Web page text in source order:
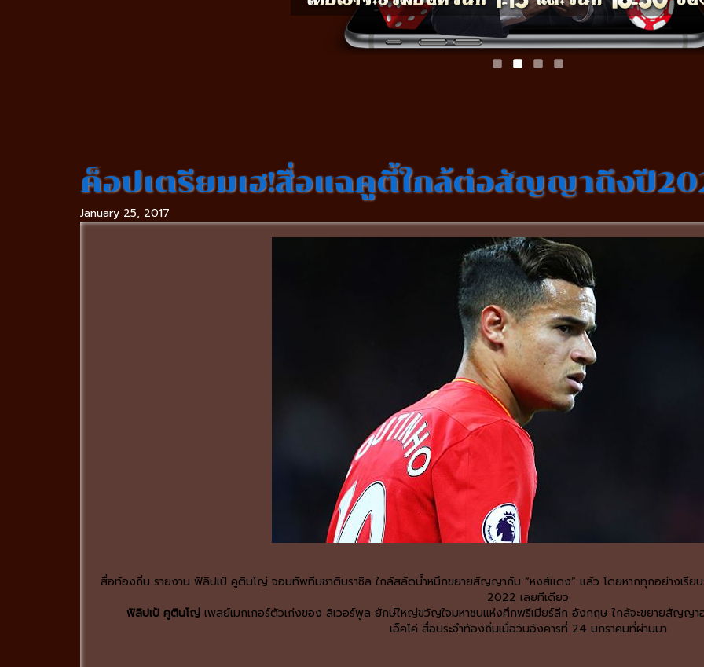
ค็อปเตรียมเฮ!สื่อแฉคูตี้ใกล้ต่อสัญญาถึงปี
January 25, 2017
สื่อท้องถิ่น รายงาน ฟิลิปเป้ คูตินโญ่ จอมทัพทีมชาติบราซิล ใกล้สลัดน้ำหมึกขยายสัญญากับ “หงส์แดง” แล้ว โดยหากทุกอย่างเรีย
2022 เลยทีเดียว
ฟิลิปเป้ คูตินโญ่ เพลย์เมกเกอร์ตัวเก่งของ ลิเวอร์พูล ยักษ์ใหญ่ขวัญใจมหาชนแห่งศึกพรีเมียร์ลีก อังกฤษ ใกล้จะขยายสัญญ
เอ็คโค่ สื่อประจำท้องถิ่นเมื่อวันอังคารที่ 24 มกราคมที่ผ่านมา